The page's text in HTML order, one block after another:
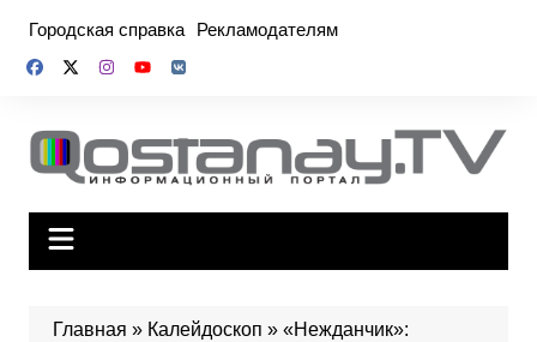
содержимому
Городская справка Рекламодателям
Главная » Калейдоскоп » «Нежданчик»: